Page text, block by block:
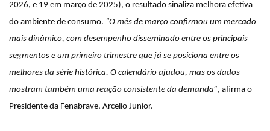
2026, e 19 em março de 2025), o resultado sinaliza melhora efetiva
do ambiente de consumo. “O mês de março confirmou um mercado
mais dinâmico, com desempenho disseminado entre os principais
segmentos e um primeiro trimestre que já se posiciona entre os
melhores da série histórica. O calendário ajudou, mas os dados
mostram também uma reação consistente da demanda”, afirma o
Presidente da Fenabrave, Arcelio Junior.